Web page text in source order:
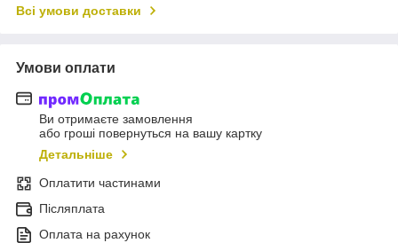
Всі умови доставки
Умови оплати
Ви отримаєте замовлення
або гроші повернуться на вашу картку
Детальніше
Оплатити частинами
Післяплата
Оплата на рахунок